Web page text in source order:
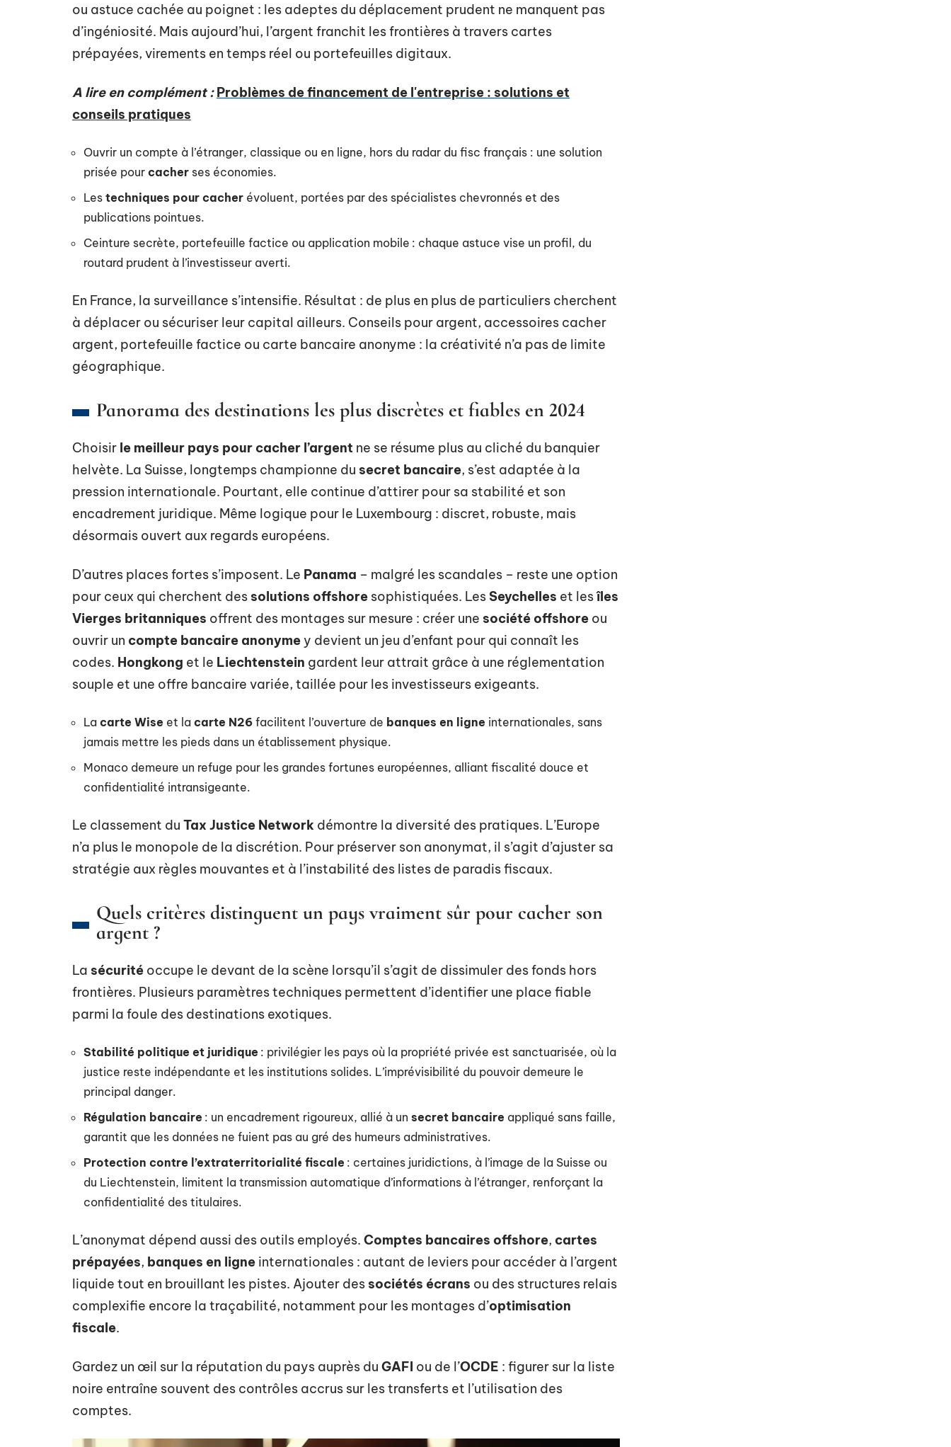
ou astuce cachée au poignet : les adeptes du déplacement prudent ne manquent pas
d’ingéniosité. Mais aujourd’hui, l’argent franchit les frontières à travers cartes
prépayées, virements en temps réel ou portefeuilles digitaux.
A lire en complément : Problèmes de financement de l'entreprise : solutions et
conseils pratiques
Ouvrir un compte à l’étranger, classique ou en ligne, hors du radar du fisc français : une solution
prisée pour cacher ses économies.
Les techniques pour cacher évoluent, portées par des spécialistes chevronnés et des
publications pointues.
Ceinture secrète, portefeuille factice ou application mobile : chaque astuce vise un profil, du
routard prudent à l’investisseur averti.
En France, la surveillance s’intensifie. Résultat : de plus en plus de particuliers cherchent
à déplacer ou sécuriser leur capital ailleurs. Conseils pour argent, accessoires cacher
argent, portefeuille factice ou carte bancaire anonyme : la créativité n’a pas de limite
géographique.
Panorama des destinations les plus discrètes et fiables en 2024
Choisir le meilleur pays pour cacher l’argent ne se résume plus au cliché du banquier
helvète. La Suisse, longtemps championne du secret bancaire, s’est adaptée à la
pression internationale. Pourtant, elle continue d’attirer pour sa stabilité et son
encadrement juridique. Même logique pour le Luxembourg : discret, robuste, mais
désormais ouvert aux regards européens.
D’autres places fortes s’imposent. Le Panama – malgré les scandales – reste une option
pour ceux qui cherchent des solutions offshore sophistiquées. Les Seychelles et lesîles
Vierges britanniques offrent des montages sur mesure : créer une société offshore ou
ouvrir un compte bancaire anonyme y devient un jeu d’enfant pour qui connaît les
codes. Hongkong et le Liechtenstein gardent leur attrait grâce à une réglementation
souple et une offre bancaire variée, taillée pour les investisseurs exigeants.
La carte Wise et la carte N26 facilitent l’ouverture de banques en ligne internationales, sans
jamais mettre les pieds dans un établissement physique.
Monaco demeure un refuge pour les grandes fortunes européennes, alliant fiscalité douce et
confidentialité intransigeante.
Le classement du Tax Justice Network démontre la diversité des pratiques. L’Europe
n’a plus le monopole de la discrétion. Pour préserver son anonymat, il s’agit d’ajuster sa
stratégie aux règles mouvantes et à l’instabilité des listes de paradis fiscaux.
Quels critères distinguent un pays vraiment sûr pour cacher son
argent ?
La sécurité occupe le devant de la scène lorsqu’il s’agit de dissimuler des fonds hors
frontières. Plusieurs paramètres techniques permettent d’identifier une place fiable
parmi la foule des destinations exotiques.
Stabilité politique et juridique : privilégier les pays où la propriété privée est sanctuarisée, où la
justice reste indépendante et les institutions solides. L’imprévisibilité du pouvoir demeure le
principal danger.
Régulation bancaire : un encadrement rigoureux, allié à un secret bancaire appliqué sans faille,
garantit que les données ne fuient pas au gré des humeurs administratives.
Protection contre l’extraterritorialité fiscale : certaines juridictions, à l’image de la Suisse ou
du Liechtenstein, limitent la transmission automatique d’informations à l’étranger, renforçant la
confidentialité des titulaires.
L’anonymat dépend aussi des outils employés. Comptes bancaires offshore, cartes
prépayées, banques en ligne internationales : autant de leviers pour accéder à l’argent
liquide tout en brouillant les pistes. Ajouter des sociétés écrans ou des structures relais
complexifie encore la traçabilité, notamment pour les montages d’optimisation
fiscale.
Gardez un œil sur la réputation du pays auprès du GAFI ou de l’OCDE : figurer sur la liste
noire entraîne souvent des contrôles accrus sur les transferts et l’utilisation des
comptes.